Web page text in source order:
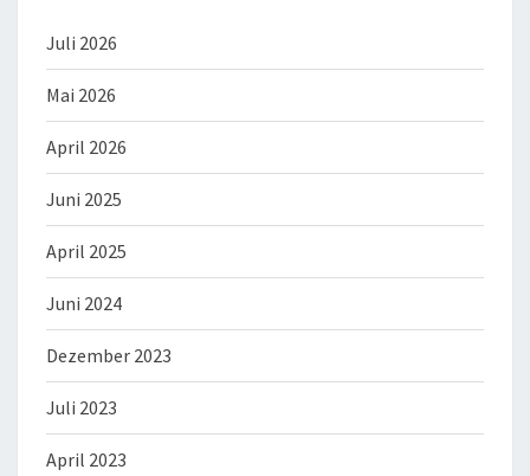
Juli 2026
Mai 2026
April 2026
Juni 2025
April 2025
Juni 2024
Dezember 2023
Juli 2023
April 2023